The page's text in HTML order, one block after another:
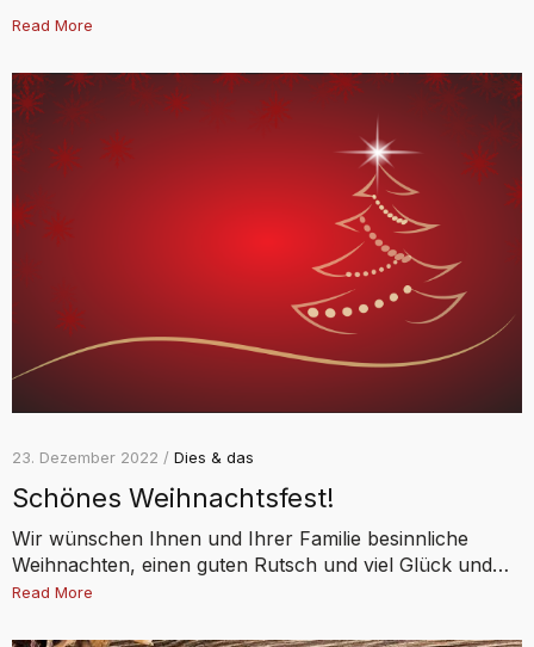
Read More
23. Dezember 2022 / Dies & das
Schönes Weihnachtsfest!
Wir wünschen Ihnen und Ihrer Familie besinnliche
Weihnachten, einen guten Rutsch und viel Glück und…
Read More